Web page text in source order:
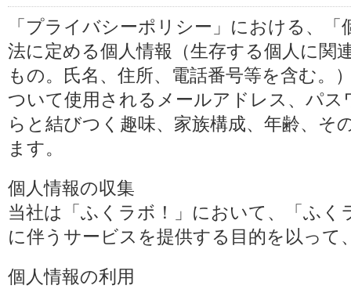
「プライバシーポリシー」における、
法に定める個人情報（生存する個人に関
もの。氏名、住所、電話番号等を含む。
ついて使用されるメールアドレス、パ
らと結びつく趣味、家族構成、年齢、そ
ます。
個人情報の収集
当社は「ふくラボ！」において、「ふ
に伴うサービスを提供する目的を以って
個人情報の利用